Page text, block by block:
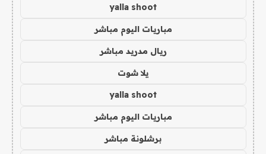
yalla shoot
مباريات اليوم مباشر
ريال مدريد مباشر
يلا شوت
yalla shoot
مباريات اليوم مباشر
برشلونة مباشر